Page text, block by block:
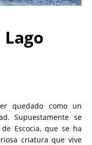
quedado como un
Supuestamente se
Escocia, que se ha
criatura que vive